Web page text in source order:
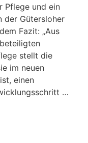
Pflege und ein
der Gütersloher
Fazit: „Aus
stellt die
im neuen
einen
…